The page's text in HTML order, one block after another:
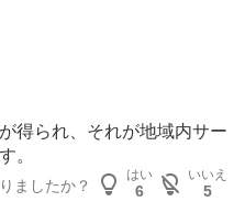
得られ、それが地域内サー
。
ましたか？
はい
6
いいえ
5